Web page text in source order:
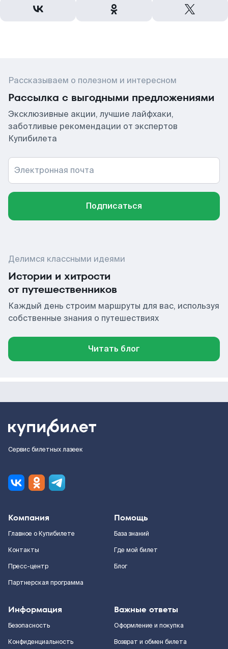
Рассказываем о полезном и интересном
Рассылка с выгодными предложениями
Эксклюзивные акции, лучшие лайфхаки,
заботливые рекомендации от экспертов
Купибилета
Электронная почта
Подписаться
Делимся классными идеями
Истории и хитрости
от путешественников
Каждый день строим маршруты для вас, используя
собственные знания о путешествиях
Читать блог
Сервис билетных лазеек
Компания
Главное о Купибилете
Контакты
Пресс-центр
Партнерская программа
Помощь
База знаний
Где мой билет
Блог
Информация
Безопасность
Конфиденциальность
Важные ответы
Оформление и покупка
Возврат и обмен билета